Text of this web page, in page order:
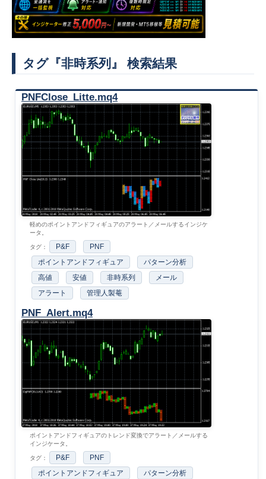
タグ『非時系列』 検索結果
PNFClose_Litte.mq4
軽めのポイントアンドフィギュアのアラート／メールするインジケ
ータ。
タグ： P&F
PNF
ポイントアンドフィギュア
パターン分析
高値
安値 非時系列
メール
アラート
管理人製菴
PNF_Alert.mq4
ポイントアンドフィギュアのトレンド変換でアラート／メールする
インジケータ。
タグ： P&F
PNF
ポイントアンドフィギュア
パターン分析